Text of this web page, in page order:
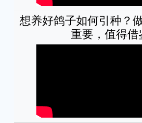
想养好鸽子如何引种？
重要，值得借